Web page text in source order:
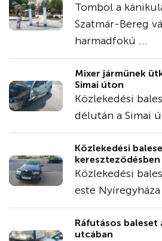
Tombol a
Szatmár-Bereg
harmadfokú ...
Mixer járműnek
Simai úton
Közlekedési
délután a Simai
Közlekedési
kereszteződésben
Közlekedési
este
Ráfutásos baleset
utcában